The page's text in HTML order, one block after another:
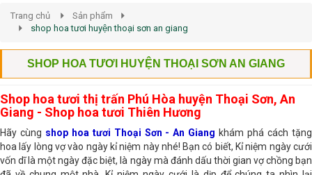
Trang chủ
Sản phẩm
shop hoa tươi huyện thoại sơn an giang
SHOP HOA TƯƠI HUYỆN THOẠI SƠN AN GIANG
Shop hoa tươi thị trấn Phú Hòa huyện Thoại Sơn, An
Giang - Shop hoa tươi Thiên Hương
Hãy cùng shop hoa tươi Thoại Sơn - An Giang khám phá cách tặng
hoa lấy lòng vợ vào ngày kỉ niệm này nhé! Bạn có biết, Kỉ niệm ngày cưới
vốn dĩ là một ngày đặc biệt, là ngày mà đánh dấu thời gian vợ chồng bạn